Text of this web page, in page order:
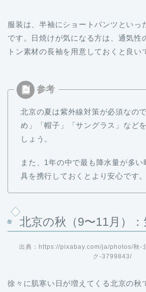
服装は、半袖にショートパンツといっ
です。日焼けが気になる方は、通気性
トン素材の長袖を用意しておくと良い
北京の夏は紫外線対策が必須なの
め」「帽子」「サングラス」など
しょう。
また、1年の中で最も降水量が多
具を携行しておくとより安心です。
北京の秋（9〜11月）
出典：https://pixabay.com/ja/photos/秋-
ク-3799843/
徐々に肌寒い日が増えてくる北京の秋